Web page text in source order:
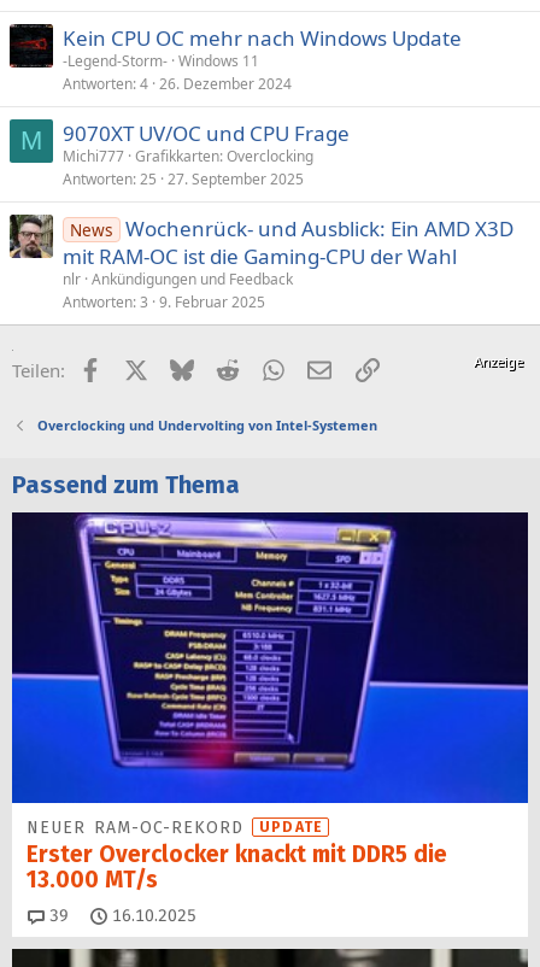
Kein CPU OC mehr nach Windows Update
-Legend-Storm- Windows 11
Antworten 4 26. Dezember 2024
M 9070XT UV/OC und CPU Frage
Michi777 Grafikkarten: Overclocking
Antworten 25 27. September 2025
News Wochenrück- und Ausblick: Ein AMD X3D
mit RAM-OC ist die Gaming-CPU der Wahl
nlr Ankündigungen und Feedback
Antworten 3 9. Februar 2025
Teilen: FacebookX (Twitter)
BlueskyRedditWhatsApp
E-MailLink
Overclocking und Undervolting von Intel-Systemen
Passend zum Thema
NEUER RAM-OC-REKORD UPDATE
Erster Overclocker knackt mit DDR5 die
13.000 MT/s
39 Kommentare
16.10.2025